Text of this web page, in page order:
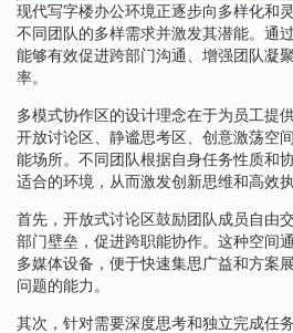
现代写字楼办公环境正逐步向多样化和
不同团队的多样需求并激发其潜能。通
能够有效促进跨部门沟通、增强团队凝
率。
多模式协作区的设计理念在于为员工提
开放讨论区、静谧思考区、创意激荡空
能场所。不同团队根据自身任务性质和
适合的环境，从而激发创新思维和高效执
首先，开放式讨论区鼓励团队成员自由
部门壁垒，促进跨职能协作。这种空间
多媒体设备，便于快速集思广益和方案
问题的能力。
其次，针对需要深度思考和独立完成任